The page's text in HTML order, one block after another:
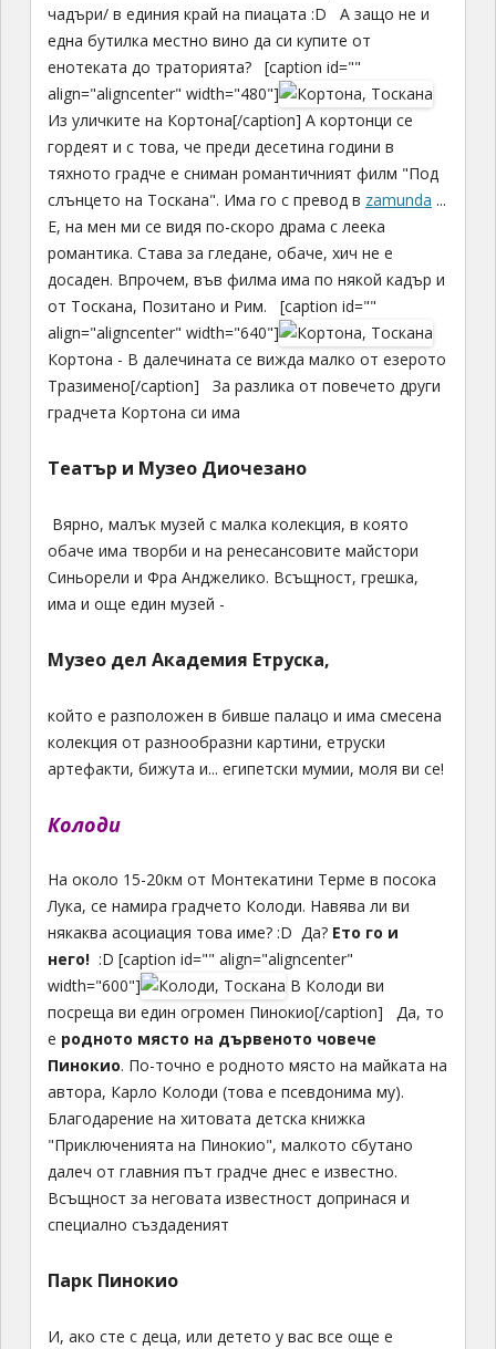
чадъри/ в единия край на пиацата :D А защо не и
една бутилка местно вино да си купите от
енотеката до траторията? [caption id=""
align="aligncenter" width="480"]
Из уличките на Кортона[/caption] А кортонци се
гордеят и с това, че преди десетина години в
тяхното градче е сниман романтичният филм "Под
слънцето на Тоскана". Има го с превод в zamunda ...
E, на мен ми се видя по-скоро драма с леека
романтика. Става за гледане, обаче, хич не е
досаден. Впрочем, във филма има по някой кадър и
от Тоскана, Позитано и Рим. [caption id=""
align="aligncenter" width="640"]
Кортона - В далечината се вижда малко от езерото
Тразимено[/caption] За разлика от повечето други
градчета Кортона си има
Театър и Музео Диочезано
Вярно, малък музей с малка колекция, в която
обаче има творби и на ренесансовите майстори
Синьорели и Фра Анджелико. Всъщност, грешка,
има и още един музей -
Музео дел Академия Етруска,
който е разположен в бивше палацо и има смесена
колекция от разнообразни картини, етруски
артефакти, бижута и... египетски мумии, моля ви се!
Колоди
На около 15-20км от Монтекатини Терме в посока
Лука, се намира градчето Колоди. Навява ли ви
някаква асоциация това име? :D Да? Ето го и
него! :D [caption id="" align="aligncenter"
width="600"]
В Колоди ви
посреща ви един огромен Пинокио[/caption] Да, то
е родното място на дървеното човече
Пинокио. По-точно е родното място на майката на
автора, Карло Колоди (това е псевдонима му).
Благодарение на хитовата детска книжка
"Приключенията на Пинокио", малкото сбутано
далеч от главния път градче днес е известно.
Всъщност за неговата известност допринася и
специално създаденият
Парк Пинокио
И, ако сте с деца, или детето у вас все още е